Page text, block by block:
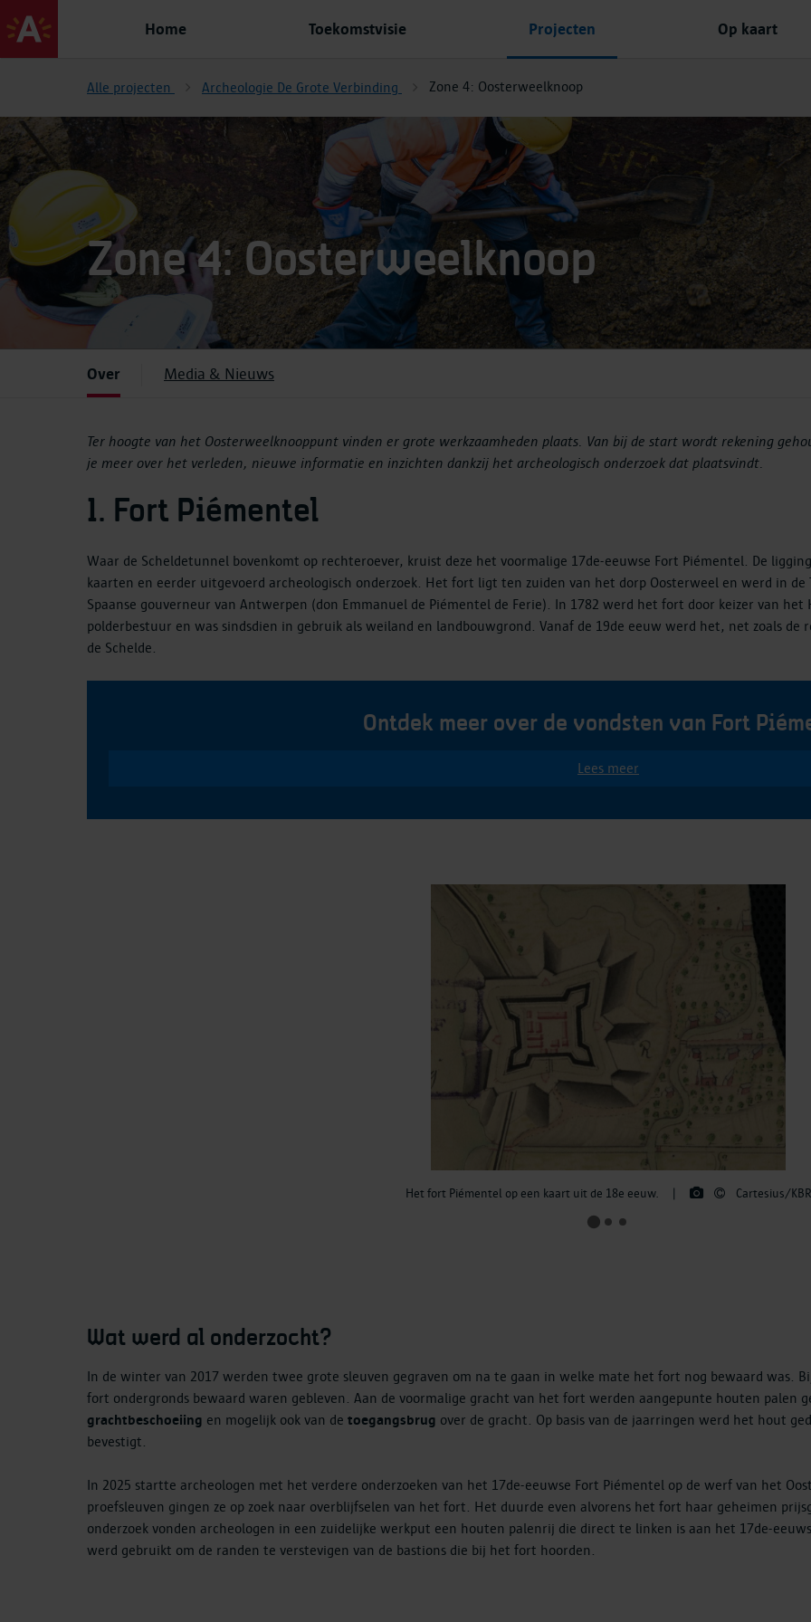
Home Toekomstvisie Projecten Op kaart
Alle projecten Archeologie De Grote Verbinding Zone 4: Oosterweelknoop
Zone 4: Oosterweelknoop
Over Media & Nieuws
Ter hoogte van het Oosterweelknooppunt vinden er grote werkzaamheden plaats. Van bij de start wordt rekening
je meer over het verleden, nieuwe informatie en inzichten dankzij het archeologisch onderzoek dat plaatsvindt.
1. Fort Piémentel
Waar de Scheldetunnel bovenkomt op rechteroever, kruist deze het voormalige 17de-eeuwse Fort Piémentel. De
kaarten en eerder uitgevoerd archeologisch onderzoek. Het fort ligt ten zuiden van het dorp Oosterweel en werd in
Spaanse gouverneur van Antwerpen (don Emmanuel de Piémentel de Ferie). In 1782 werd het fort door keizer van het
polderbestuur en was sindsdien in gebruik als weiland en landbouwgrond. Vanaf de 19de eeuw werd het, net zoals de
de Schelde.
Ontdek meer over de vondsten van Fort
Lees meer
Het fort Piémentel op een kaart uit de 18e eeuw. Cartesius/KBR
Wat werd al onderzocht?
In de winter van 2017 werden twee grote sleuven gegraven om na te gaan in welke mate het fort nog bewaard was.
fort ondergronds bewaard waren gebleven. Aan de voormalige gracht van het fort werden aangepunte houten palen
grachtbeschoeiing en mogelijk ook van de toegangsbrug over de gracht. Op basis van de jaarringen werd het hout
bevestigt.
In 2025 startte archeologen met het verdere onderzoeken van het 17de-eeuwse Fort Piémentel op de werf van het
proefsleuven gingen ze op zoek naar overblijfselen van het fort. Het duurde even alvorens het fort haar geheimen
onderzoek vonden archeologen in een zuidelijke werkput een houten palenrij die direct te linken is aan het 17de-
werd gebruikt om de randen te verstevigen van de bastions die bij het fort hoorden.